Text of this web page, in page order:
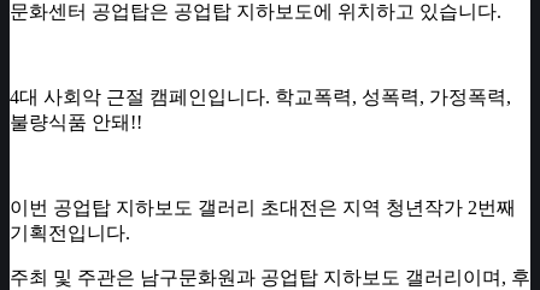
문화센터 공업탑은 공업탑 지하보도에 위치하고 있습니다.
4대 사회악 근절 캠페인입니다. 학교폭력, 성폭력, 가정폭력,
불량식품 안돼!!
이번 공업탑 지하보도 갤러리 초대전은 지역 청년작가 2번째
기획전입니다.
주최 및 주관은 남구문화원과 공업탑 지하보도 갤러리이며, 후